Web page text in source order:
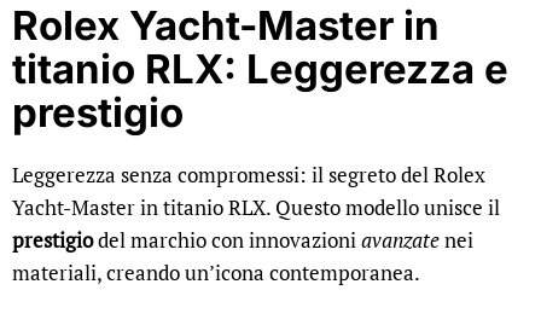
Rolex Yacht-Master in
titanio RLX: Leggerezza e
prestigio
Leggerezza senza compromessi: il segreto del Rolex
Yacht-Master in titanio RLX. Questo modello unisce il
prestigiodel marchio con innovazioniavanzatenei
materiali, creando un’icona contemporanea.